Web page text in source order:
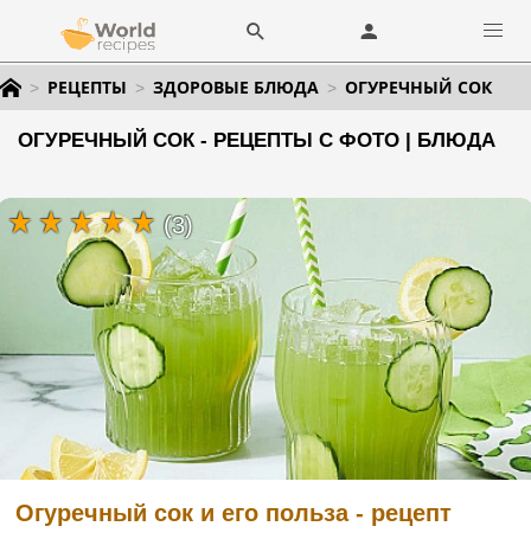
РЕЦЕПТЫ ЗДОРОВЫЕ БЛЮДА ОГУРЕЧНЫЙ СОК
ОГУРЕЧНЫЙ СОК - РЕЦЕПТЫ С ФОТО | БЛЮДА
Огуречный сок и его польза - рецепт
(3)